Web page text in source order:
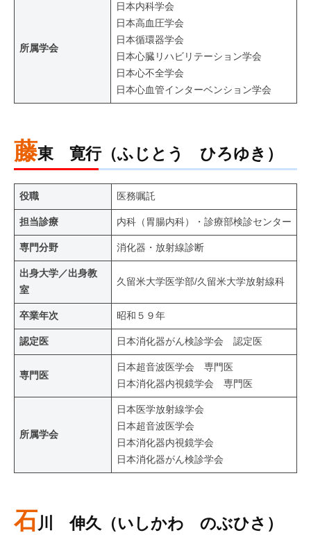
所属学会
日本内科学会
日本高血圧学会
日本循環器学会
日本心臓リハビリテーション学会
日本心不全学会
日本心血管インターベンション学会
藤東 寛行（ふじとう ひろゆき）
役職 医務嘱託
担当診療 内科（胃腸内科）・診療部検診センター
専門分野 消化器・放射線診断
出身大学／出身教
室
久留米大学医学部/久留米大学放射線科
卒業年次 昭和５９年
認定医 日本消化器がん検診学会 認定医
専門医
日本超音波医学会 専門医
日本消化器内視鏡学会 専門医
所属学会
日本医学放射線学会
日本超音波医学会
日本消化器内視鏡学会
日本消化器がん検診学会
石川 伸久（いしかわ のぶひさ）